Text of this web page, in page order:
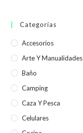
Categorías
Accesorios
Arte Y Manualidades
Baño
Camping
Caza Y Pesca
Celulares